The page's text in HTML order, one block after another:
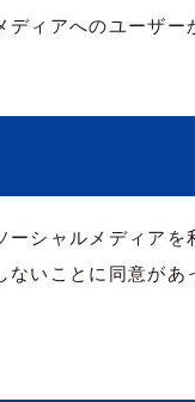
ディアへのユーザ
ーシャルメディア
ないことに同意が